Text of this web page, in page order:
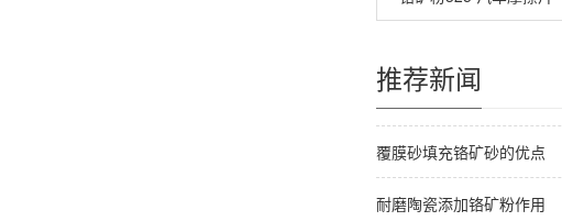
推荐新闻
覆膜砂填充铬矿砂的优点
耐磨陶瓷添加铬矿粉作用